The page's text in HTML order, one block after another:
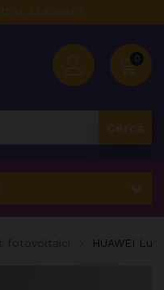
AL 23 AGOSTO
0
Cerca
HUAWEI